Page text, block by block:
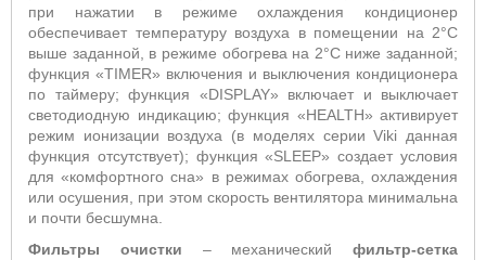
при нажатии в режиме охлаждения кондиционер
обеспечивает температуру воздуха в помещении на 2°С
выше заданной, в режиме обогрева на 2°С ниже заданной;
функция «TIMER» включения и выключения кондиционера
по таймеру; функция «DISPLAY» включает и выключает
светодиодную индикацию; функция «HEALTH» активирует
режим ионизации воздуха (в моделях серии Viki данная
функция отсутствует); функция «SLEEP» создает условия
для «комфортного сна» в режимах обогрева, охлаждения
или осушения, при этом скорость вентилятора минимальна
и почти бесшумна.
Фильтры очистки – механический фильтр-сетка